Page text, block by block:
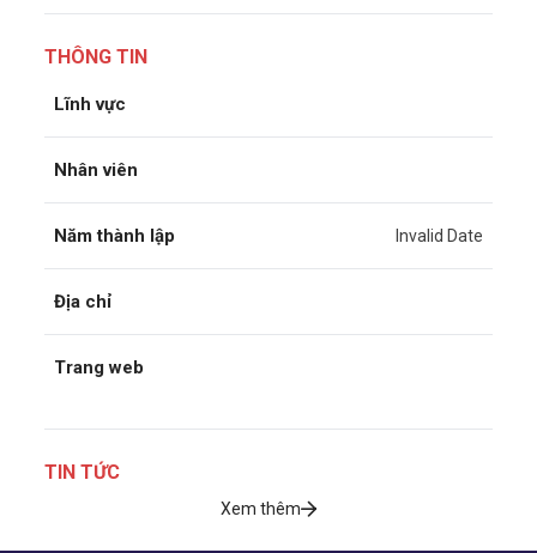
THÔNG TIN
Lĩnh vực
Nhân viên
Năm thành lập Invalid Date
Địa chỉ
Trang web
TIN TỨC
Xem thêm